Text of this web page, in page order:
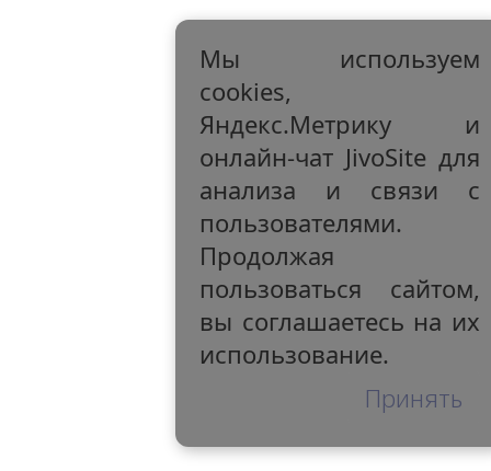
Мы используем
cookies,
Яндекс.Метрику и
онлайн-чат JivoSite для
анализа и связи с
пользователями.
Продолжая
пользоваться сайтом,
вы соглашаетесь на их
использование.
Принять